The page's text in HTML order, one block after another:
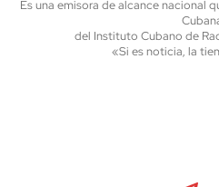
Es una emisora de alcance nacional
del Instituto Cubano de
«Si es noticia, la